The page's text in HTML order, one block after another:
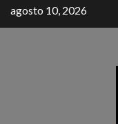
agosto 10, 2026